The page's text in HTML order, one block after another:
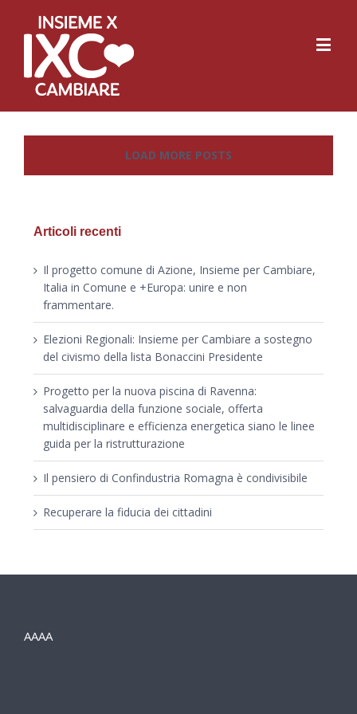
LOAD MORE POSTS
Articoli recenti
Il progetto comune di Azione, Insieme per Cambiare,
Italia in Comune e +Europa: unire e non
frammentare.
Elezioni Regionali: Insieme per Cambiare a sostegno
del civismo della lista Bonaccini Presidente
Progetto per la nuova piscina di Ravenna:
salvaguardia della funzione sociale, offerta
multidisciplinare e efficienza energetica siano le linee
guida per la ristrutturazione
Il pensiero di Confindustria Romagna è condivisibile
Recuperare la fiducia dei cittadini
AAAA